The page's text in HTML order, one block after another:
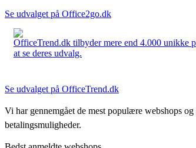
Se udvalget på Office2go.dk
OfficeTrend.dk tilbyder mere end 4.000 unikke
at se deres udvalg.
Se udvalget på OfficeTrend.dk
Vi har gennemgået de mest populære webshops
betalingsmuligheder.